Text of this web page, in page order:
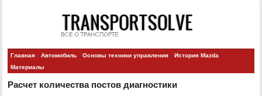
Главная Автомобиль Основы техники управления
История Mazda
Материалы
Расчет количества постов диагностики